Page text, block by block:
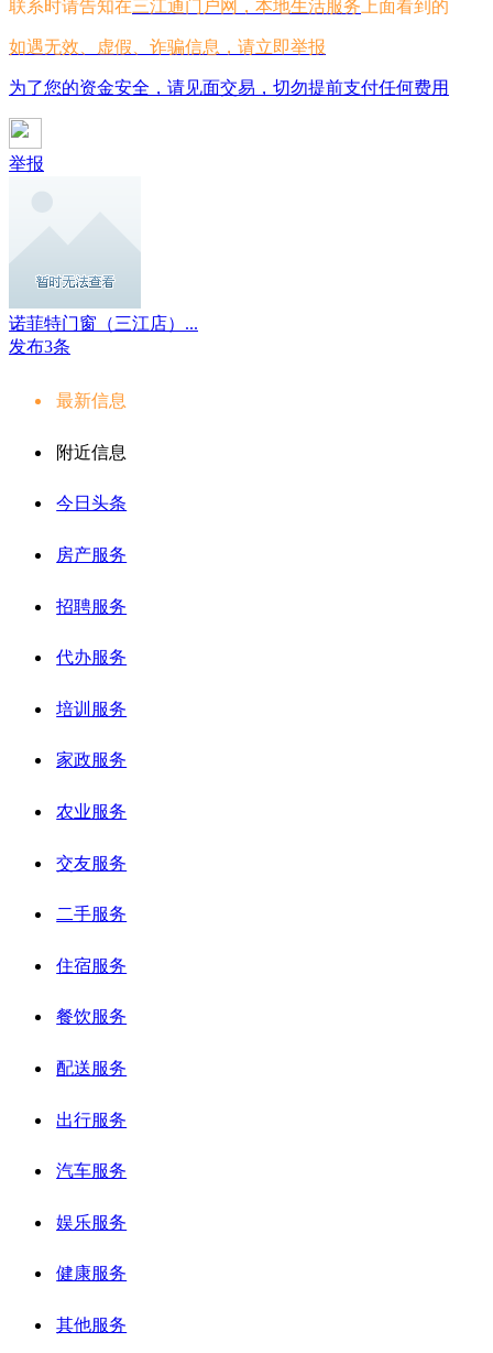
联系时请告知在三江通门户网，本地生活服务 上面看到的
如遇无效、虚假、诈骗信息，请立即举报
为了您的资金安全，请见面交易，切勿提前支付任何费用
举报
诺菲特门窗（三江店）...
发布3条
最新信息
附近信息
今日头条
房产服务
招聘服务
代办服务
培训服务
家政服务
农业服务
交友服务
二手服务
住宿服务
餐饮服务
配送服务
出行服务
汽车服务
娱乐服务
健康服务
其他服务